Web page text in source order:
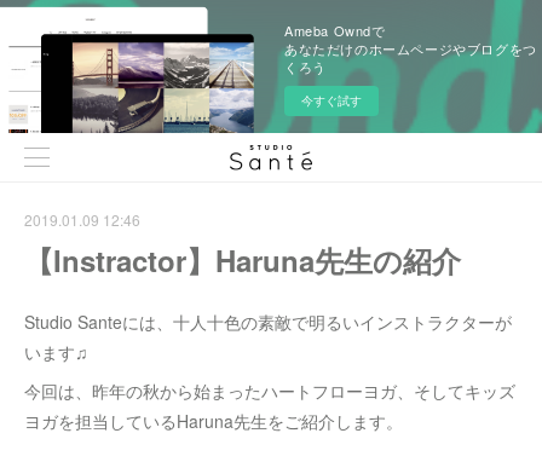
Ameba Owndで
あなただけのホームページやブログをつ
くろう
今すぐ試す
2019.01.09 12:46
【Instractor】Haruna先生の紹介
Studio Santeには、十人十色の素敵で明るいインストラクターが
います♫
今回は、昨年の秋から始まったハートフローヨガ、そしてキッズ
ヨガを担当しているHaruna先生をご紹介します。